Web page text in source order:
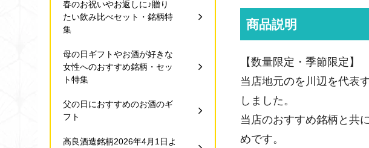
商品説明
【数量限定・季節限定】
当店地元のを川辺を代表
しました。
当店のおすすめ銘柄と共
めです。
春のお祝いやお返しに♪贈り
たい飲み比べセット・銘柄特
集
母の日ギフトやお酒が好きな
女性へのおすすめ銘柄・セッ
ト特集
父の日におすすめのお酒のギ
フト
高良酒造銘柄2026年4月1日よ